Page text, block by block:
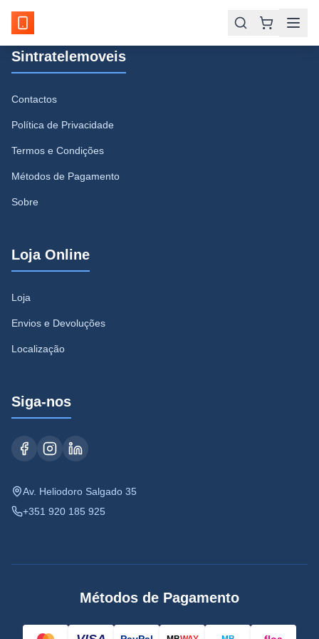
Sintratelemoveis
Contactos
Política de Privacidade
Termos e Condições
Métodos de Pagamento
Sobre
Loja Online
Loja
Envios e Devoluções
Localização
Siga-nos
Av. Heliodoro Salgado 35
+351 920 185 925
Métodos de Pagamento